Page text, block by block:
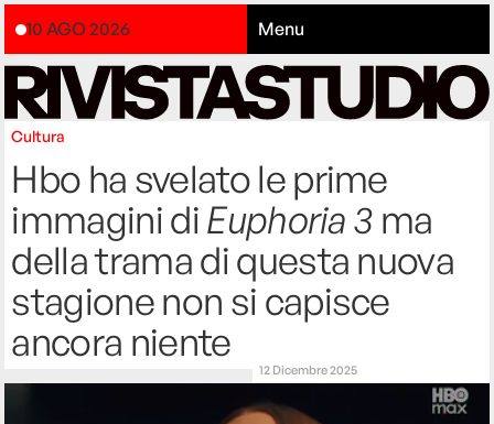
10 AGO 2026 Menu
Cultura
Hbo ha svelato le prime
immagini diEuphoria 3 ma
della trama di questa nuova
stagione non si capisce
ancora niente
12 Dicembre 2025